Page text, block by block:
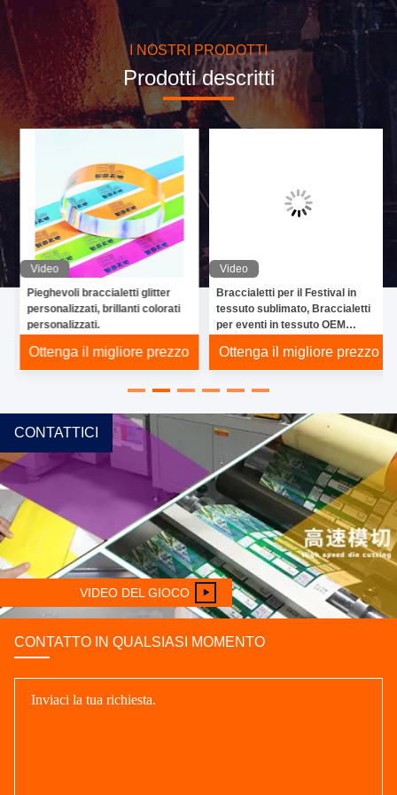
Disney, Marvel
events, etc+
Clienti serviti
I NOSTRI PRODOTTI
Prodotti descritti
Video
Pieghevoli braccialetti glitter
personalizzati, brillanti colorati
personalizzati.
Ottenga il migliore prezzo
Video
Braccialetti per il Festival in
tessuto sublimato, Braccialetti
per eventi in tessuto OEM
Ottenga il migliore prezzo
CONTATTICI
VIDEO DEL GIOCO
CONTATTO IN QUALSIASI MOMENTO